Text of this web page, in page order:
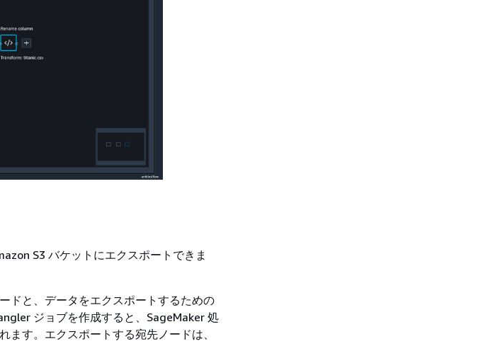
S3 バケットにエクスポートできま
ドと、データをエクスポートするための
ジョブを作成すると、SageMaker 処
す。エクスポートする宛先ノードは、